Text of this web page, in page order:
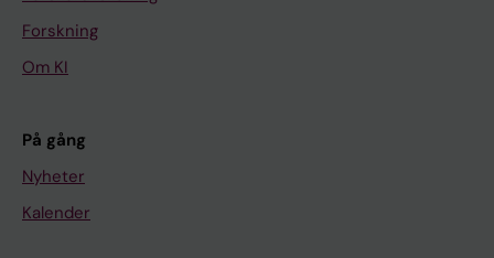
Forskning
Om KI
På gång
Nyheter
Kalender